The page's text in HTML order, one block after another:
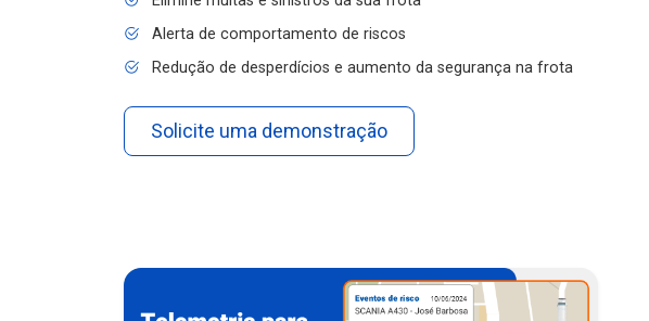
Alerta de comportamento de riscos
Redução de desperdícios e aumento da segurança na frota
Solicite uma demonstração